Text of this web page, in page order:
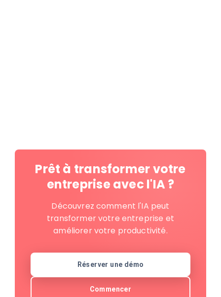
Prêt à transformer votre
entreprise avec l'IA ?
Découvrez comment l'IA peut
transformer votre entreprise et
améliorer votre productivité.
Réserver une démo
Commencer